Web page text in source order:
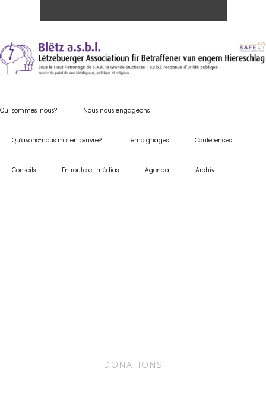
Qui sommes-nous? Nous nous engageons
Qu’avons-nous mis en œuvre? Témoignages Conférences
Conseils En route et médias Agenda Archiv
DONATIONS